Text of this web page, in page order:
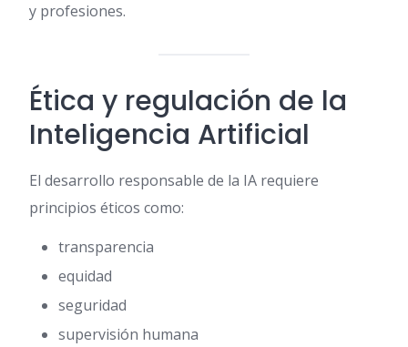
y profesiones.
Ética y regulación de la
Inteligencia Artificial
El desarrollo responsable de la IA requiere
principios éticos como:
transparencia
equidad
seguridad
supervisión humana